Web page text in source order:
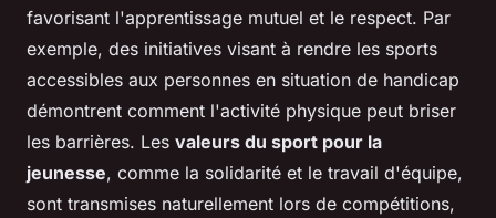
favorisant l'apprentissage mutuel et le respect. Par
exemple, des initiatives visant à rendre les sports
accessibles aux personnes en situation de handicap
démontrent comment l'activité physique peut briser
les barrières. Les valeurs du sport pour la
jeunesse, comme la solidarité et le travail d'équipe,
sont transmises naturellement lors de compétitions,